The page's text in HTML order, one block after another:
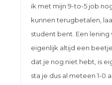
ik met mijn 9-to-5 job
kunnen terugbetalen,
student bent. Een
eigenlijk altijd een
dat je nog niet hebt, is
sta je dus al meteen 1-0